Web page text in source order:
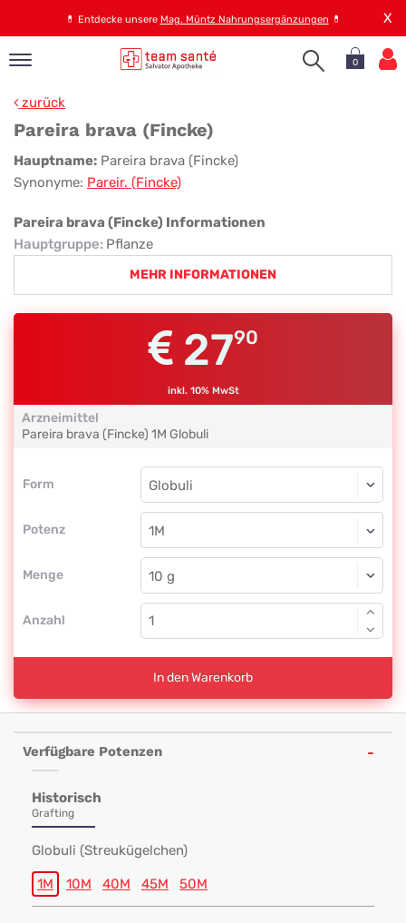
💊 Entdecke unsere Mag. Müntz Nahrungsergänzungen 💊 X
0
zurück
Pareira brava (Fincke)
Pareira
brava
(Fincke)
Hauptname: Pareira brava (Fincke)
Synonyme: Pareir. (Fincke)
Pareira brava (Fincke) Informationen
Hauptgruppe: Pflanze
MEHR INFORMATIONEN
2790
inkl. 10% MwSt
Arzneimittel
Pareira brava (Fincke) 1M Globuli
Form
Form
Potenz
Globuli
1M
Menge
Globuli
Anzahl
In den Warenkorb
Verfügbare Potenzen
Historisch
Grafting
Globuli (Streukügelchen)
1M 10M 40M 45M 50M